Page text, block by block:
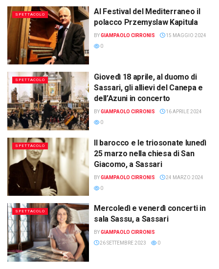
SPETTACOLO
Al Festival del Mediterraneo il
polacco Przemyslaw Kapitula
BYGIAMPAOLO CIRRONIS
15 MAGGIO 2024
0
SPETTACOLO
Giovedì 18 aprile, al duomo di
Sassari, gli allievi del Canepa e
dell’Azuni in concerto
BYGIAMPAOLO CIRRONIS
16 APRILE 2024
0
SPETTACOLO
Il barocco e le triosonate lunedì
25 marzo nella chiesa di San
Giacomo, a Sassari
BYGIAMPAOLO CIRRONIS
24 MARZO 2024
0
SPETTACOLO
Mercoledì e venerdì concerti in
sala Sassu, a Sassari
BYGIAMPAOLO CIRRONIS
26 SETTEMBRE 2023
0